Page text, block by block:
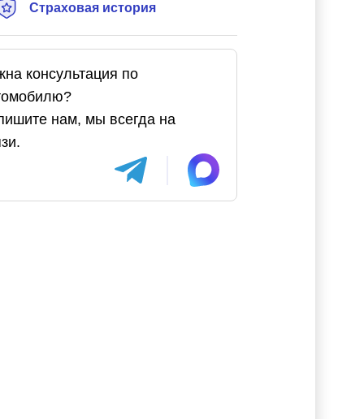
Страховая история
консультация по
нам, мы всегда на